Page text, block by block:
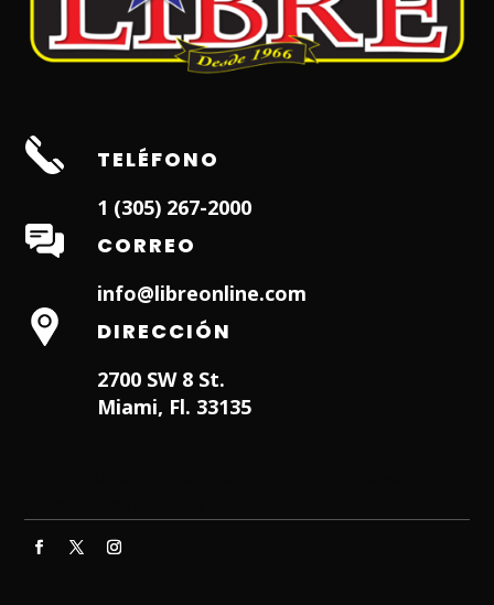
TELÉFONO
1 (305) 267-2000
CORREO
info@libreonline.com
DIRECCIÓN
2700 SW 8 St.
Miami, Fl. 33135